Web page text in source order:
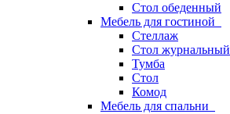
Стол обеденный
Мебель для гостиной
Стеллаж
Стол журнальный
Тумба
Стол
Комод
Мебель для спальни